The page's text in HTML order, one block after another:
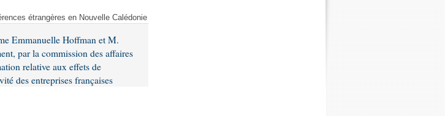
étrangères en Nouvelle Calédonie
Emmanuelle Hoffman et M.
par la commission des affaires
relative aux effets de
des entreprises françaises